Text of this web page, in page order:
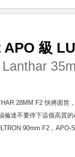
級
28MM F2 快將面世
倫達不要停下這個高質
90mm F2，